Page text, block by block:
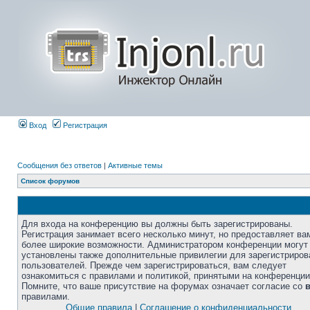
Вход Регистрация
Сообщения без ответов | Активные темы
Список форумов
Для входа на конференцию вы должны быть зарегистрированы.
Регистрация занимает всего несколько минут, но предоставляет
более широкие возможности. Администратором конференции
установлены также дополнительные привилегии для
пользователей. Прежде чем зарегистрироваться, вам следует
ознакомиться с правилами и политикой, принятыми на
Помните, что ваше присутствие на форумах означает согласие со
правилами.
Общие правила| Соглашение о конфиденциальности